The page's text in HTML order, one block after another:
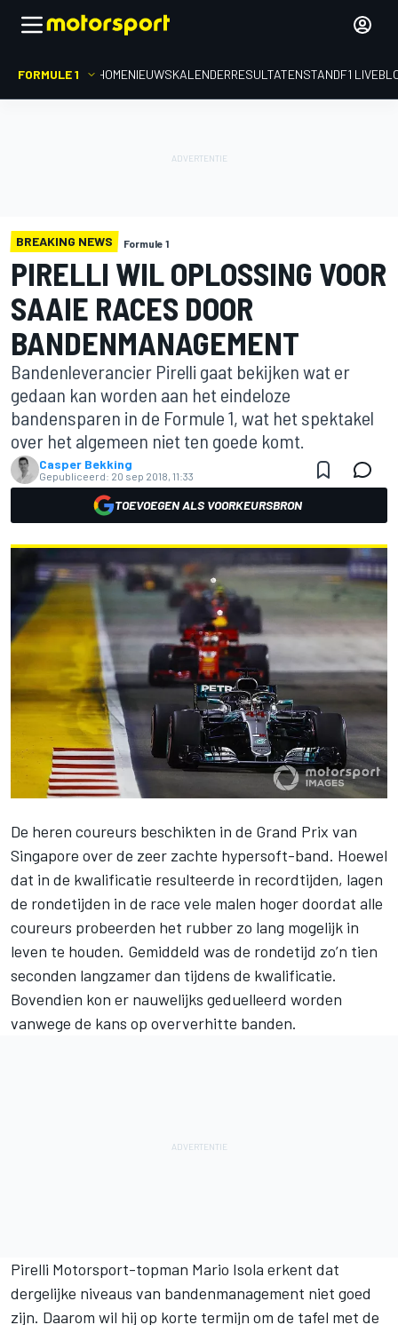
FORMULE 1 HOMENIEUWSKALENDERRESULTATENSTANDF1
BREAKING NEWS Formule 1
PIRELLI WIL OPLOSSING VOOR
SAAIE RACES DOOR
BANDENMANAGEMENT
Bandenleverancier Pirelli gaat bekijken wat er
gedaan kan worden aan het eindeloze
bandensparen in de Formule 1, wat het spektakel
over het algemeen niet ten goede komt.
Casper Bekking
Gepubliceerd: 20 sep 2018, 11:33
TOEVOEGEN ALS VOORKEURSBRON
De heren coureurs beschikten in de Grand Prix van
Singapore over de zeer zachte hypersoft-band. Hoewel
dat in de kwalificatie resulteerde in recordtijden, lagen
de rondetijden in de race vele malen hoger doordat alle
coureurs probeerden het rubber zo lang mogelijk in
leven te houden. Gemiddeld was de rondetijd zo’n tien
seconden langzamer dan tijdens de kwalificatie.
Bovendien kon er nauwelijks geduelleerd worden
vanwege de kans op oververhitte banden.
Pirelli Motorsport-topman Mario Isola erkent dat
dergelijke niveaus van bandenmanagement niet goed
zijn. Daarom wil hij op korte termijn om de tafel met de